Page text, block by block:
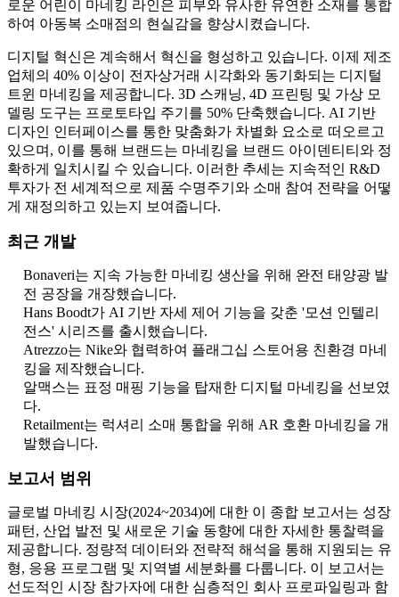
로운 어린이 마네킹 라인은 피부와 유사한 유연한 소재를 통합
하여 아동복 소매점의 현실감을 향상시켰습니다.
디지털 혁신은 계속해서 혁신을 형성하고 있습니다. 이제 제조
업체의 40% 이상이 전자상거래 시각화와 동기화되는 디지털
트윈 마네킹을 제공합니다. 3D 스캐닝, 4D 프린팅 및 가상 모
델링 도구는 프로토타입 주기를 50% 단축했습니다. AI 기반
디자인 인터페이스를 통한 맞춤화가 차별화 요소로 떠오르고
있으며, 이를 통해 브랜드는 마네킹을 브랜드 아이덴티티와 정
확하게 일치시킬 수 있습니다. 이러한 추세는 지속적인 R&D
투자가 전 세계적으로 제품 수명주기와 소매 참여 전략을 어떻
게 재정의하고 있는지 보여줍니다.
최근 개발
Bonaveri는 지속 가능한 마네킹 생산을 위해 완전 태양광 발
전 공장을 개장했습니다.
Hans Boodt가 AI 기반 자세 제어 기능을 갖춘 '모션 인텔리
전스' 시리즈를 출시했습니다.
Atrezzo는 Nike와 협력하여 플래그십 스토어용 친환경 마네
킹을 제작했습니다.
알맥스는 표정 매핑 기능을 탑재한 디지털 마네킹을 선보였
다.
Retailment는 럭셔리 소매 통합을 위해 AR 호환 마네킹을 개
발했습니다.
보고서 범위
글로벌 마네킹 시장(2024~2034)에 대한 이 종합 보고서는 성장
패턴, 산업 발전 및 새로운 기술 동향에 대한 자세한 통찰력을
제공합니다. 정량적 데이터와 전략적 해석을 통해 지원되는 유
형, 응용 프로그램 및 지역별 세분화를 다룹니다. 이 보고서는
선도적인 시장 참가자에 대한 심층적인 회사 프로파일링과 함